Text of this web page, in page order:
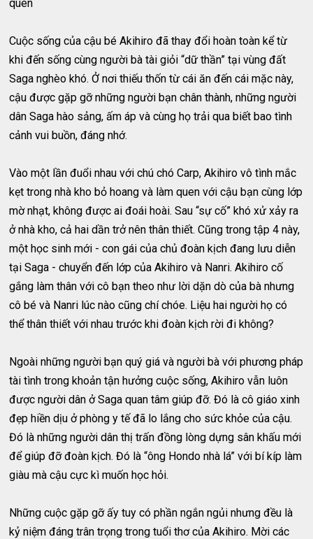
quên
Cuộc sống của cậu bé Akihiro đã thay đổi hoàn toàn kể từ
khi đến sống cùng người bà tài giỏi “dữ thần” tại vùng đất
Saga nghèo khó. Ở nơi thiếu thốn từ cái ăn đến cái mặc này,
cậu được gặp gỡ những người bạn chân thành, những người
dân Saga hào sảng, ấm áp và cùng họ trải qua biết bao tình
cảnh vui buồn, đáng nhớ.
Vào một lần đuổi nhau với chú chó Carp, Akihiro vô tình mắc
kẹt trong nhà kho bỏ hoang và làm quen với cậu bạn cùng lớp
mờ nhạt, không được ai đoái hoài. Sau “sự cố” khó xử xảy ra
ở nhà kho, cả hai dần trở nên thân thiết. Cũng trong tập 4 này,
một học sinh mới - con gái của chủ đoàn kịch đang lưu diễn
tại Saga - chuyển đến lớp của Akihiro và Nanri. Akihiro cố
gắng làm thân với cô bạn theo như lời dặn dò của bà nhưng
cô bé và Nanri lúc nào cũng chí chóe. Liệu hai người họ có
thể thân thiết với nhau trước khi đoàn kịch rời đi không?
Ngoài những người bạn quý giá và người bà với phương pháp
tài tình trong khoản tận hưởng cuộc sống, Akihiro vẫn luôn
được người dân ở Saga quan tâm giúp đỡ. Đó là cô giáo xinh
đẹp hiền dịu ở phòng y tế đã lo lắng cho sức khỏe của cậu.
Đó là những người dân thị trấn đồng lòng dựng sân khấu mới
để giúp đỡ đoàn kịch. Đó là “ông Hondo nhà lá” với bí kíp làm
giàu mà cậu cực kì muốn học hỏi.
Những cuộc gặp gỡ ấy tuy có phần ngắn ngủi nhưng đều là
kỷ niệm đáng trân trọng trong tuổi thơ của Akihiro. Mời các